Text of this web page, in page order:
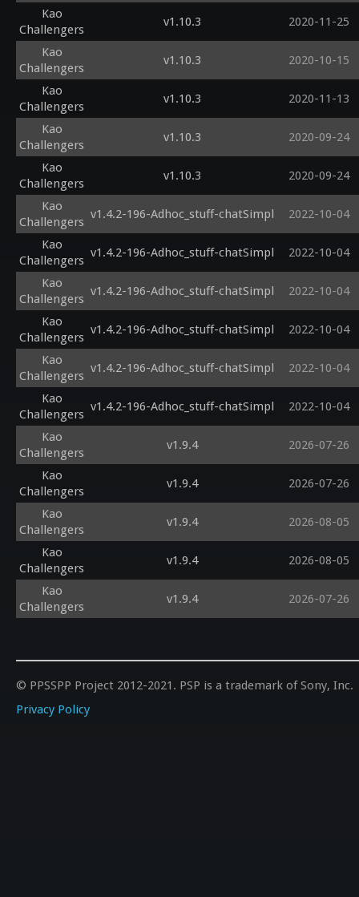
Kao
Challengers
v1.10.3 2020-11-25
Kao
Challengers
v1.10.3 2020-10-15
Kao
Challengers
v1.10.3 2020-11-13
Kao
Challengers
v1.10.3 2020-09-24
Kao
Challengers
v1.10.3 2020-09-24
Kao
Challengers
v1.4.2-196-Adhoc_stuff-chatSimpl 2022-10-04
Kao
Challengers
v1.4.2-196-Adhoc_stuff-chatSimpl 2022-10-04
Kao
Challengers
v1.4.2-196-Adhoc_stuff-chatSimpl 2022-10-04
Kao
Challengers
v1.4.2-196-Adhoc_stuff-chatSimpl 2022-10-04
Kao
Challengers
v1.4.2-196-Adhoc_stuff-chatSimpl 2022-10-04
Kao
Challengers
v1.4.2-196-Adhoc_stuff-chatSimpl 2022-10-04
Kao
Challengers
v1.9.4 2026-07-26
Kao
Challengers
v1.9.4 2026-07-26
Kao
Challengers
v1.9.4 2026-08-05
Kao
Challengers
v1.9.4 2026-08-05
Kao
Challengers
v1.9.4 2026-07-26
© PPSSPP Project 2012-2021. PSP is a trademark of Sony, Inc.
Privacy Policy